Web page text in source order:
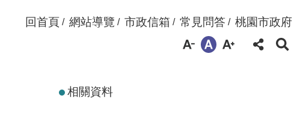
回首頁 網站導覽 市政信箱 常見問答 桃園市政府
相關資料